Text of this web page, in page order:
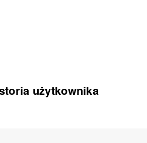
użytkownika